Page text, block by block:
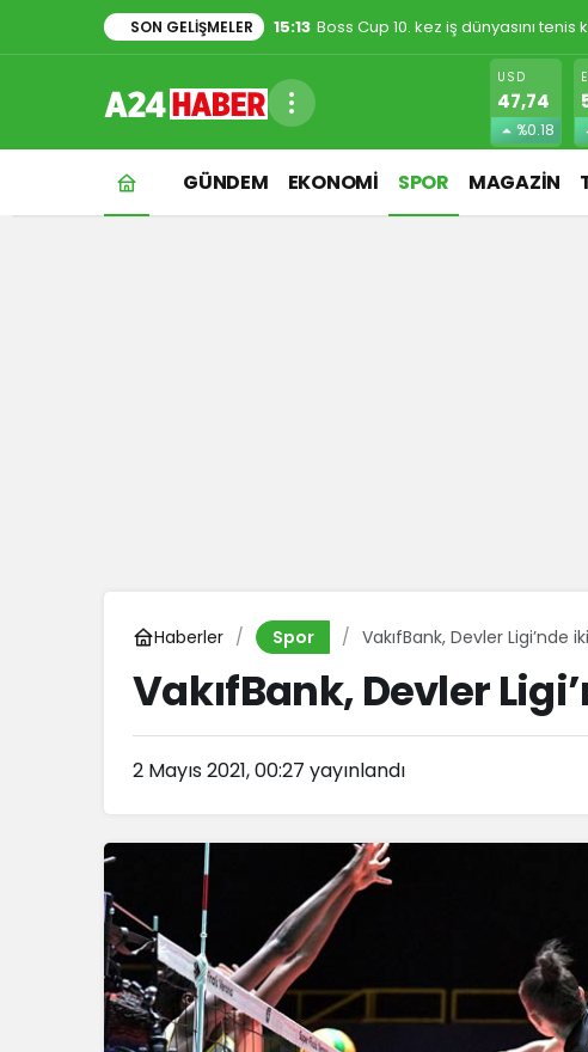
SON GELIŞMELER 1:48 Evde kedi besleyenler dikkat!
USD
47,74
%0.18
GÜNDEM EKONOMİ SPOR MAGAZİN
Haberler Spor VakıfBank, Devler Ligi’nde
VakıfBank, Devler
2 Mayıs 2021, 00:27 yayınlandı